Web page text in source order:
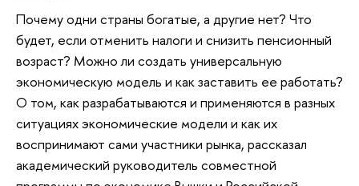
Почему одни страны богатые, а другие нет? Что
будет, если отменить налоги и снизить пенсионный
возраст? Можно ли создать универсальную
экономическую модель и как заставить ее работать?
О том, как разрабатываются и применяются в разных
ситуациях экономические модели и как их
воспринимают сами участники рынка, рассказал
академический руководитель совместной